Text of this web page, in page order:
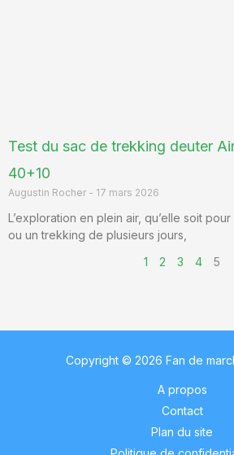
Test du sac de trekking deuter
40+10
Augustin Rocher 17 mars 2026
L’exploration en plein air, qu’elle soit
ou un trekking de plusieurs jours,
1
2 3 4 5
Copyright © 2026 Fan de
A propos
Contact
Plan du site